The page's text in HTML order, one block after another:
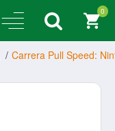
0
Carrera Pull Speed: